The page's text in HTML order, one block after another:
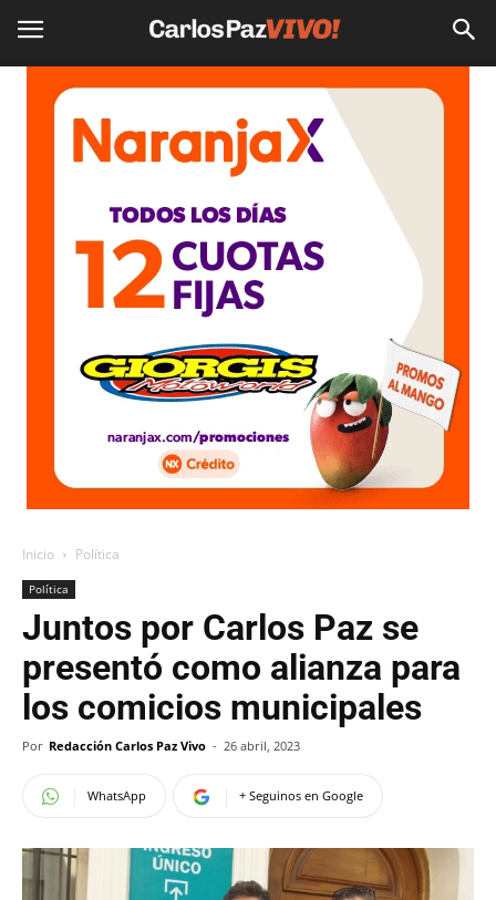
Inicio Política
Política
Juntos por Carlos Paz se
presentó como alianza para
los comicios municipales
Por Redacción Carlos Paz Vivo - 26 abril, 2023
WhatsApp + Seguinos en Google